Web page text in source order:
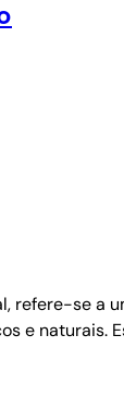
refere-se a
e naturais.